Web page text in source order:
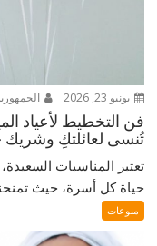
يونيو 23, 2026
فن التخطيط لأعياد
تُنسى لعائلتكِ وشريك
تعتبر المناسبات
حياة كل أسرة، حيث
منوعات